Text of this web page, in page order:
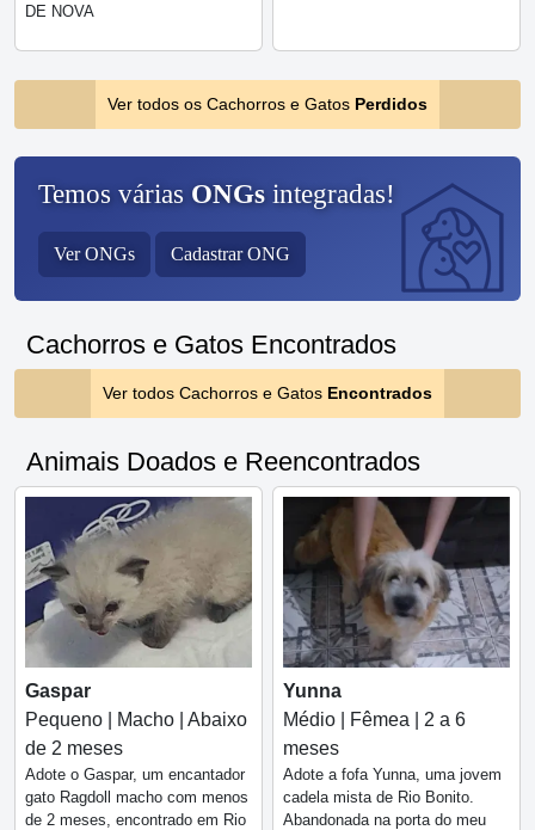
DE NOVA
Ver todos os Cachorros e Gatos Perdidos
Temos várias ONGs integradas!
Ver ONGs Cadastrar ONG
Cachorros e Gatos Encontrados
Ver todos Cachorros e Gatos Encontrados
Animais Doados e Reencontrados
Gaspar
Pequeno | Macho | Abaixo
de 2 meses
Adote o Gaspar, um encantador
gato Ragdoll macho com menos
de 2 meses, encontrado em Rio
Yunna
Médio | Fêmea | 2 a 6
meses
Adote a fofa Yunna, uma jovem
cadela mista de Rio Bonito.
Abandonada na porta do meu